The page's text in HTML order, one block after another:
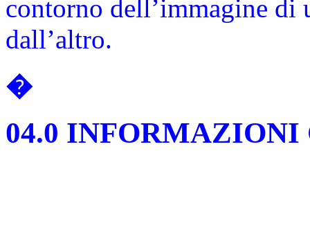
contorno dell’immagine di
dall’altro.
�
04.0